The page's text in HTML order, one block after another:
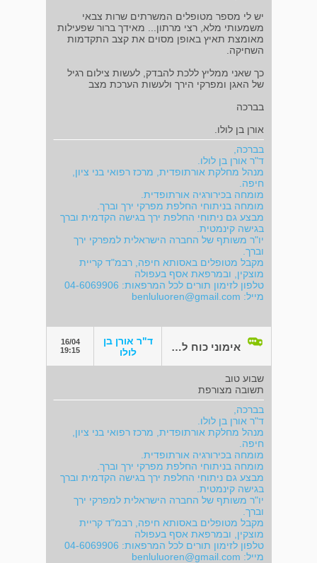
יש לי מספר מטופלים המשרתים שרות צבאי
משמעותי מלא, רצי מרתון... מאידך ברור שפעילות
מאומצת תאיץ באופן מסוים את קצב התקדמות
השחיקה.
כך שאני ממליץ ללכת להבדק, לעשות צילום רגיל
של האגן ומפרקי הירך ולעשות הערכת מצב
בברכה
אורן בן לולו.
בברכה,
ד"ר אורן בן לולו.
מנהל מחלקת אורתופדית, מרכז רפואי בני ציון,
חיפה.
מומחה בכירורגיה אורתופדית.
מומחה בניתוחי החלפת מפרקי ירך וברך.
מבצע גם ניתוחי החלפת ירך בגישה הקדמית וברך
בגישה קינמטית.
יו"ר משותף של החברה הישראלית למפרקי ירך
וברך.
מקבל מטופלים באסותא חיפה, רבמ"ד קריית
מוצקין, ובמרפאת אסף בעפולה
טלפון לזימון תורים לכל המרפאות: 04-6069906
מייל: benluluoren@gmail.com
אימוני כוח לאחר פרטס בילדות
ד"ר אורן בן
לולו
16/04
19:15
שבוע טוב
תשובה מצורפת
בברכה,
ד"ר אורן בן לולו.
מנהל מחלקת אורתופדית, מרכז רפואי בני ציון,
חיפה.
מומחה בכירורגיה אורתופדית.
מומחה בניתוחי החלפת מפרקי ירך וברך.
מבצע גם ניתוחי החלפת ירך בגישה הקדמית וברך
בגישה קינמטית.
יו"ר משותף של החברה הישראלית למפרקי ירך
וברך.
מקבל מטופלים באסותא חיפה, רבמ"ד קריית
מוצקין, ובמרפאת אסף בעפולה
טלפון לזימון תורים לכל המרפאות: 04-6069906
מייל: benluluoren@gmail.com